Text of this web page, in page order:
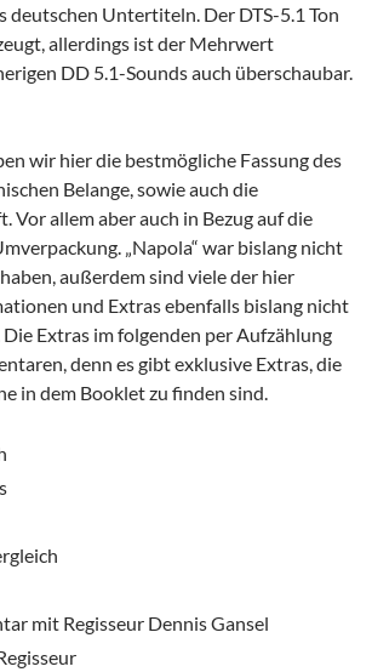
deutschen Untertiteln. Der DTS-5.1 Ton
allerdings ist der Mehrwert
DD 5.1-Sounds auch überschaubar.
wir hier die bestmögliche Fassung des
Belange, sowie auch die
Vor allem aber auch in Bezug auf die
„Napola“ war bislang nicht
außerdem sind viele der hier
und Extras ebenfalls bislang nicht
Extras im folgenden per Aufzählung
denn es gibt exklusive Extras, die
in dem Booklet zu finden sind.
mit Regisseur Dennis Gansel